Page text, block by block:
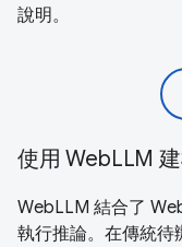
說明。
使用 WebLLM
WebLLM 結合了
執行推論。在傳統待